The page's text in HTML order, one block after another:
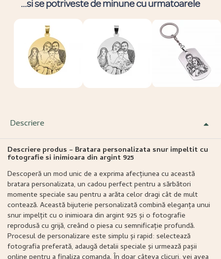
...si se potriveste de minune cu urmatoarele
Descriere
Descriere produs – Bratara personalizata snur impeltit cu
fotografie si inimioara din argint 925
Descoperă un mod unic de a exprima afecțiunea cu această
bratara personalizata, un cadou perfect pentru a sărbători
momente speciale sau pentru a arăta celor dragi cât de mult
contează. Această bijuterie personalizată combină eleganța unui
snur impelțit cu o inimioara din argint 925 și o fotografie
reprodusă cu grijă, creând o piesa cu semnificație profundă.
Procesul de personalizare este simplu și rapid: selectează
fotografia preferată, adaugă detalii speciale și urmează pașii